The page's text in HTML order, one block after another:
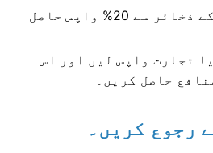
اپنے کلائنٹ کے ذخائر سے 20% واپس حاصل
تجارت واپس لیں اور اس
حاصل کریں۔